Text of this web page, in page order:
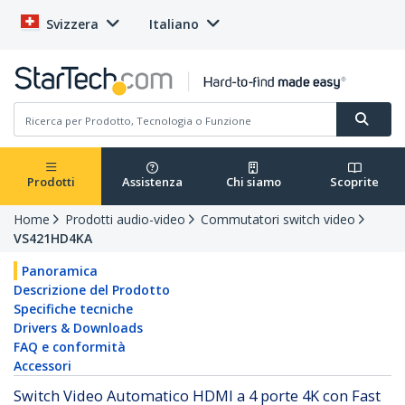
Svizzera Italiano
Prodotti Assistenza Chi siamo Scoprite
Home Prodotti audio-video
Commutatori switch video
VS421HD4KA
Panoramica
Descrizione del Prodotto
Specifiche tecniche
Drivers & Downloads
FAQ e conformità
Accessori
Switch Video Automatico HDMI a 4 porte 4K con Fast